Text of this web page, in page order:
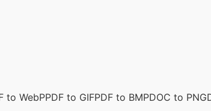
to WebPPDF to GIFPDF to BMPDOC to PNG